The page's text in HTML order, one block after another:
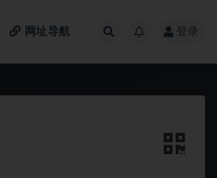
网址导航 登录